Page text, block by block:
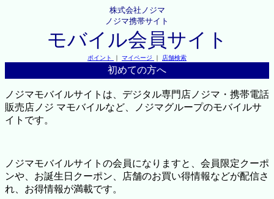
株式会社ノジマ
ノジマ携帯サイト
モバイル会員サイト
ポイント ｜ マイページ ｜ 店舗検索
初めての方へ
ノジマモバイルサイトは、デジタル専門店ノジマ・携帯電話
販売店ノジ マモバイルなど、ノジマグループのモバイルサ
イトです。
ノジマモバイルサイトの会員になりますと、会員限定クーポ
ンや、お誕生日クーポン、店舗のお買い得情報などが配信さ
れ、お得情報が満載です。